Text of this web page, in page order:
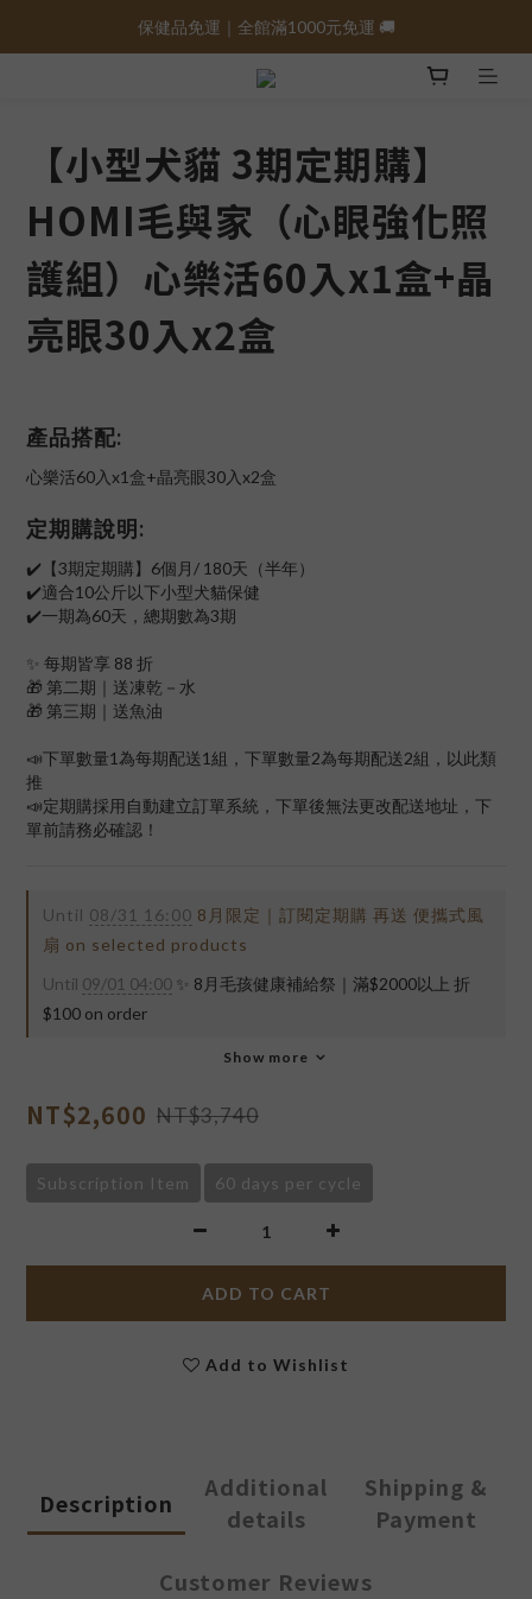
保健品免運｜全館滿1000元免運 🚚
保健品免運｜全館滿1000元免運 🚚
😊分享真實體驗 領NT$200折價卷💰
【小型犬貓 3期定期購】
HOMI毛與家（心眼強化照
護組）心樂活60入x1盒+晶
亮眼30入x2盒
產品搭配:
心樂活60入x1盒+晶亮眼30入x2盒
定期購說明:
✔️【3期定期購】6個月/ 180天（半年）
✔️適合10公斤以下小型犬貓保健
✔️一期為60天，總期數為3期
✨ 每期皆享 88 折
🎁 第二期｜送凍乾－水
🎁 第三期｜送魚油
📣下單數量1為每期配送1組，下單數量2為每期配送2組，以此類
推
📣定期購採用自動建立訂單系統，下單後無法更改配送地址，下
單前請務必確認！
Until 08/31 16:00 8月限定｜訂閱定期購 再送 便攜式風
扇 on selected products
Until 09/01 04:00 ✨ 8月毛孩健康補給祭｜滿$2000以上 折
$100 on order
Show more
NT$2,600 NT$3,740
Subscription Item 60 days per cycle
ADD TO CART
Add to Wishlist
Description
Additional
details
Shipping &
Payment
Customer Reviews